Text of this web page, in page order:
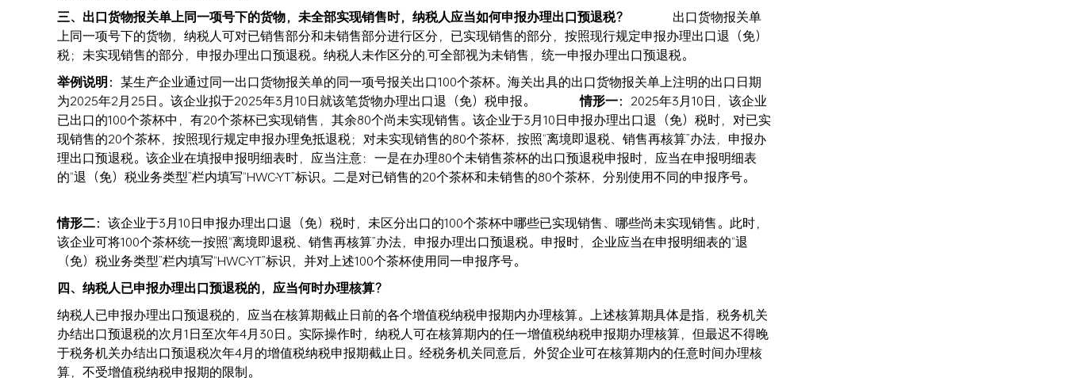
三、出口货物报关单上同一项号下的货物，未全部实现销售时，纳税人应当如何申报办理出口预退税？
出口货物报关单
上同一项号下的货物，纳税人可对已销售部分和未销售部分进行区分，已实现销售的部分，按照现行规定申报办理出口退（免）
税；未实现销售的部分，申报办理出口预退税。纳税人未作区分的,可全部视为未销售，统一申报办理出口预退税。
举例说明： 某生产企业通过同一出口货物报关单的同一项号报关出口100个茶杯。海关出具的出口货物报关单上注明的出口日期
为2025年2月25日。该企业拟于2025年3月10日就该笔货物办理出口退（免）税申报。情形一： 2025年3月10日，该企业
已出口的100个茶杯中，有20个茶杯已实现销售，其余80个尚未实现销售。该企业于3月10日申报办理出口退（免）税时，对已实
现销售的20个茶杯，按照现行规定申报办理免抵退税；对未实现销售的80个茶杯，按照“离境即退税、销售再核算”办法，申报办
理出口预退税。该企业在填报申报明细表时，应当注意：一是在办理80个未销售茶杯的出口预退税申报时，应当在申报明细表
的“退（免）税业务类型”栏内填写“HWC-YT”标识。二是对已销售的20个茶杯和未销售的80个茶杯，分别使用不同的申报序号。
情形二： 该企业于3月10日申报办理出口退（免）税时，未区分出口的100个茶杯中哪些已实现销售、哪些尚未实现销售。此时，
该企业可将100个茶杯统一按照“离境即退税、销售再核算”办法，申报办理出口预退税。申报时，企业应当在申报明细表的“退
（免）税业务类型”栏内填写“HWC-YT”标识，并对上述100个茶杯使用同一申报序号。
四、纳税人已申报办理出口预退税的，应当何时办理核算？
纳税人已申报办理出口预退税的，应当在核算期截止日前的各个增值税纳税申报期内办理核算。上述核算期具体是指，税务机关
办结出口预退税的次月1日至次年4月30日。实际操作时，纳税人可在核算期内的任一增值税纳税申报期办理核算，但最迟不得晚
于税务机关办结出口预退税次年4月的增值税纳税申报期截止日。经税务机关同意后，外贸企业可在核算期内的任意时间办理核
算，不受增值税纳税申报期的限制。